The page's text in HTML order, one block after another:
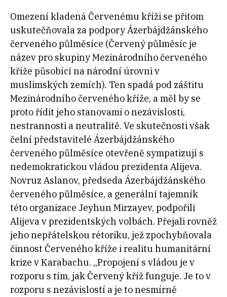
Omezení kladená Červenému kříži se přitom
uskutečňovala za podpory Ázerbájdžánského
červeného půlměsíce (Červený půlměsíc je
název pro skupiny Mezinárodního červeného
kříže působící na národní úrovni v
muslimských zemích). Ten spadá pod záštitu
Mezinárodního červeného kříže, a měl by se
proto řídit jeho stanovami o nezávislosti,
nestrannosti a neutralitě. Ve skutečnosti však
čelní představitelé Ázerbájdžánského
červeného půlměsíce otevřeně sympatizují s
nedemokratickou vládou prezidenta Alijeva.
Novruz Aslanov, předseda Ázerbájdžánského
červeného půlměsíce, a generální tajemník
této organizace Jeyhun Mirzayev, podpořili
Alijeva v prezidentských volbách. Přejali rovněž
jeho nepřátelskou rétoriku, jež zpochybňovala
činnost Červeného kříže i realitu humanitární
krize v Karabachu. „Propojení s vládou je v
rozporu s tím, jak Červený kříž funguje. Je to v
rozporu s nezávislostí a je to nesmírně